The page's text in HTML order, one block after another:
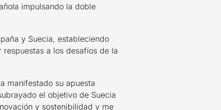
impulsando la doble
y Suecia, estableciendo
a los desafíos de la
manifestado su apuesta
el objetivo de Suecia
y sostenibilidad y me